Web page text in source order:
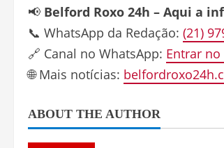
📢 Belford Roxo 24h – Aqui a
📞 WhatsApp da Redação: (21)
🔗 Canal no WhatsApp: Entrar no
🌐 Mais notícias:
ABOUT THE AUTHOR